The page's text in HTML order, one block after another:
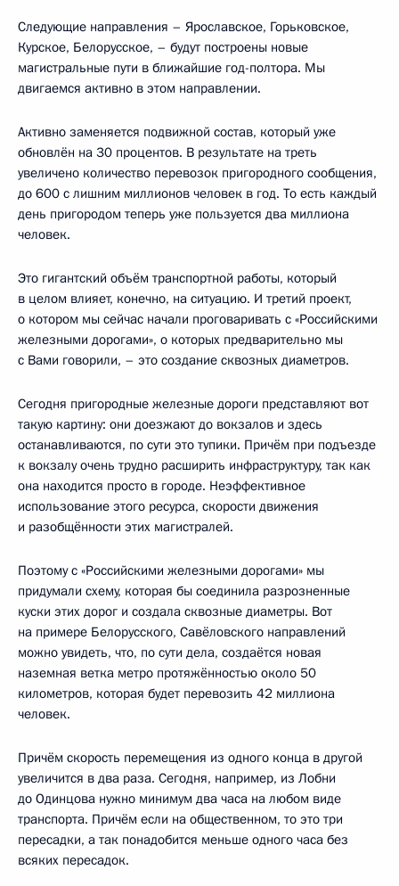
Следующие направления – Ярославское, Горьковское,
Курское, Белорусское, – будут построены новые
магистральные пути в ближайшие год-полтора. Мы
двигаемся активно в этом направлении.
Активно заменяется подвижной состав, который уже
обновлён на 30 процентов. В результате на треть
увеличено количество перевозок пригородного сообщения,
до 600 с лишним миллионов человек в год. То есть каждый
день пригородом теперь уже пользуется два миллиона
человек.
Это гигантский объём транспортной работы, который
в целом влияет, конечно, на ситуацию. И третий проект,
о котором мы сейчас начали проговаривать с «Российскими
железными дорогами», о которых предварительно мы
с Вами говорили, – это создание сквозных диаметров.
Сегодня пригородные железные дороги представляют вот
такую картину: они доезжают до вокзалов и здесь
останавливаются, по сути это тупики. Причём при подъезде
к вокзалу очень трудно расширить инфраструктуру, так как
она находится просто в городе. Неэффективное
использование этого ресурса, скорости движения
и разобщённости этих магистралей.
Поэтому с «Российскими железными дорогами» мы
придумали схему, которая бы соединила разрозненные
куски этих дорог и создала сквозные диаметры. Вот
на примере Белорусского, Савёловского направлений
можно увидеть, что, по сути дела, создаётся новая
наземная ветка метро протяжённостью около 50
километров, которая будет перевозить 42 миллиона
человек.
Причём скорость перемещения из одного конца в другой
увеличится в два раза. Сегодня, например, из Лобни
до Одинцова нужно минимум два часа на любом виде
транспорта. Причём если на общественном, то это три
пересадки, а так понадобится меньше одного часа без
всяких пересадок.